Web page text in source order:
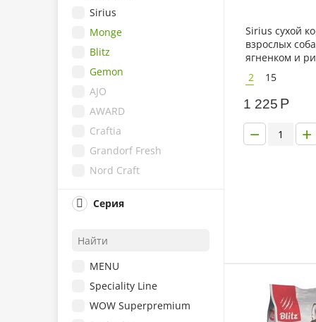
Sirius
Monge
Blitz
Gemon
AJO
AWARD
Craftia
Grandorf Fresh
Nord Craft
Purina ONE
Royal Canin
Eukanuba
Hill's
Purina Pro Plan
Серия
MENU
Speciality Line
WOW Superpremium
Sirius сухой
взрослых
ягненком и
2
15
1 225 Р
+
−